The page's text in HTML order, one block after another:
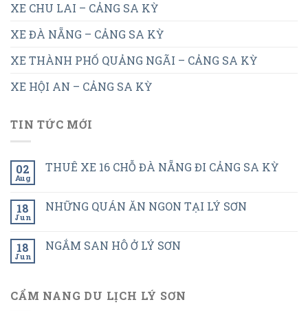
XE CHU LAI – CẢNG SA KỲ
XE ĐÀ NẴNG – CẢNG SA KỲ
XE THÀNH PHỐ QUẢNG NGÃI – CẢNG SA KỲ
XE HỘI AN – CẢNG SA KỲ
TIN TỨC MỚI
02
Aug
THUÊ XE 16 CHỖ ĐÀ NẴNG ĐI CẢNG SA KỲ
18
Jun
NHỮNG QUÁN ĂN NGON TẠI LÝ SƠN
18
Jun
NGẮM SAN HÔ Ở LÝ SƠN
CẨM NANG DU LỊCH LÝ SƠN